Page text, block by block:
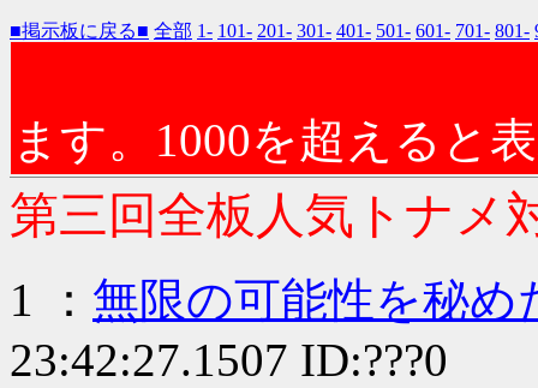
■掲示板に戻る■ 全部 1- 101- 201- 301- 401- 501- 601- 701- 801-
ます。1000を超えると
第三回全板人気トナメ
1 ： 無限の可能性を秘め
23:42:27.1507 ID:???0